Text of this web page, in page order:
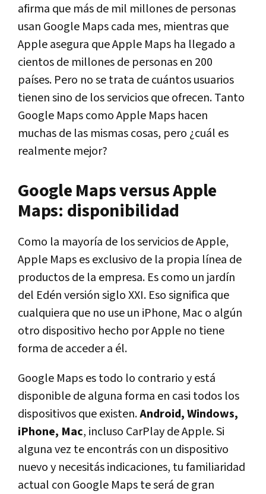
afirma que más de mil millones de personas
usan Google Maps cada mes, mientras que
Apple asegura que Apple Maps ha llegado a
cientos de millones de personas en 200
países. Pero no se trata de cuántos usuarios
tienen sino de los servicios que ofrecen. Tanto
Google Maps como Apple Maps hacen
muchas de las mismas cosas, pero ¿cuál es
realmente mejor?
Google Maps versus Apple
Maps: disponibilidad
Como la mayoría de los servicios de Apple,
Apple Maps es exclusivo de la propia línea de
productos de la empresa. Es como un jardín
del Edén versión siglo XXI. Eso significa que
cualquiera que no use un iPhone, Mac o algún
otro dispositivo hecho por Apple no tiene
forma de acceder a él.
Google Maps es todo lo contrario y está
disponible de alguna forma en casi todos los
dispositivos que existen.Android, Windows,
iPhone, Mac, incluso CarPlay de Apple. Si
alguna vez te encontrás con un dispositivo
nuevo y necesitás indicaciones, tu familiaridad
actual con Google Maps te será de gran